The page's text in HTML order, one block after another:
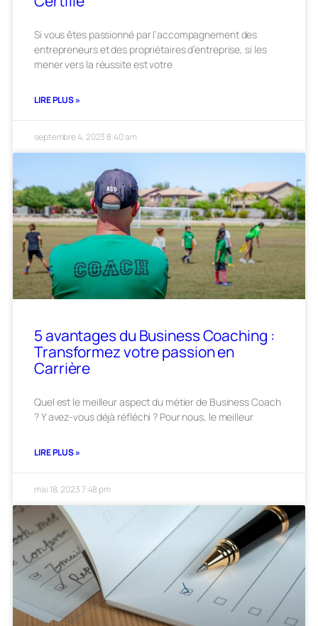
Si vous êtes passionné par l’accompagnement des
entrepreneurs et des propriétaires d’entreprise, si les
mener vers la réussite est votre
LIRE PLUS »
septembre 4, 2023 8:40 am
5 avantages du Business Coaching :
Transformez votre passion en
Carrière
Quel est le meilleur aspect du métier de Business Coach
? Y avez-vous déjà réfléchi ? Pour nous, le meilleur
LIRE PLUS »
mai 18, 20237:48 pm